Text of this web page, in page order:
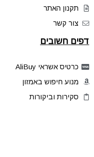
תקנון האתר
צור קשר
דפים חשובים
כרטיס אשראי AliBuy
מנוע חיפוש באמזון
סקירות וביקורות